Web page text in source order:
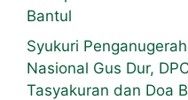
Bantul
Syukuri
Nasional Gus Dur,
Tasyakuran dan Doa